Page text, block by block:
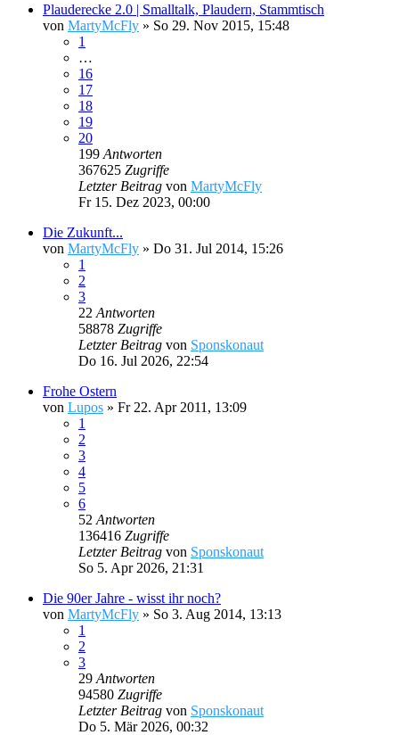
Plauderecke 2.0 | Smalltalk, Plaudern, Stammtisch
von MartyMcFly » So 29. Nov 2015, 15:48
1
…
16
17
18
19
20
199 Antworten
367625 Zugriffe
Letzter Beitrag von MartyMcFly
Fr 15. Dez 2023, 00:00
Die Zukunft...
von MartyMcFly » Do 31. Jul 2014, 15:26
1
2
3
22 Antworten
58878 Zugriffe
Letzter Beitrag von Sponskonaut
Do 16. Jul 2026, 22:54
Frohe Ostern
von Lupos » Fr 22. Apr 2011, 13:09
1
2
3
4
5
6
52 Antworten
136416 Zugriffe
Letzter Beitrag von Sponskonaut
So 5. Apr 2026, 21:31
Die 90er Jahre - wisst ihr noch?
von MartyMcFly » So 3. Aug 2014, 13:13
1
2
3
29 Antworten
94580 Zugriffe
Letzter Beitrag von Sponskonaut
Do 5. Mär 2026, 00:32